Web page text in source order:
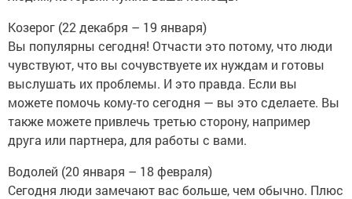
Козерог (22 декабря – 19 января)
Вы популярны сегодня! Отчасти это потому, что люди
чувствуют, что вы сочувствуете их нуждам и готовы
выслушать их проблемы. И это правда. Если вы
можете помочь кому-то сегодня — вы это сделаете. Вы
также можете привлечь третью сторону, например
друга или партнера, для работы с вами.
Водолей (20 января – 18 февраля)
Сегодня люди замечают вас больше, чем обычно. Плюс